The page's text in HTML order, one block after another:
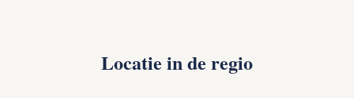
Locatie in de regio